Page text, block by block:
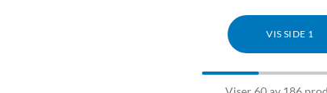
VIS SIDE 1